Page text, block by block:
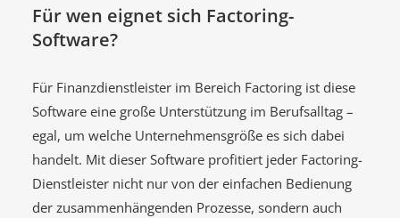
Für wen eignet sich Factoring-
Software?
Für Finanzdienstleister im Bereich Factoring ist diese
Software eine große Unterstützung im Berufsalltag –
egal, um welche Unternehmensgröße es sich dabei
handelt. Mit dieser Software profitiert jeder Factoring-
Dienstleister nicht nur von der einfachen Bedienung
der zusammenhängenden Prozesse, sondern auch